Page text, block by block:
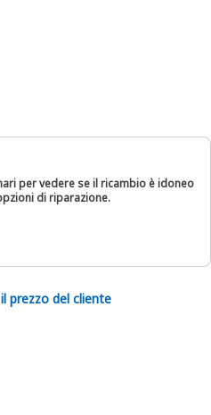
per vedere se il ricambio è idoneo
di riparazione.
prezzo del cliente